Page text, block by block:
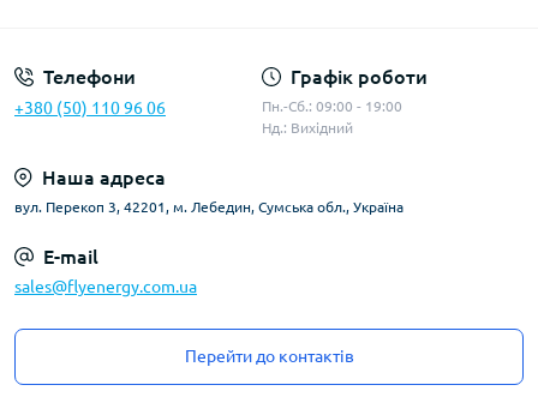
Телефони
+380 (50) 110 96 06
Графік роботи
Пн.-Сб.: 09:00 - 19:00
Нд.: Вихідний
Наша адреса
вул. Перекоп 3, 42201, м. Лебедин, Сумська обл., Україна
E-mail
sales@flyenergy.com.ua
Перейти до контактів